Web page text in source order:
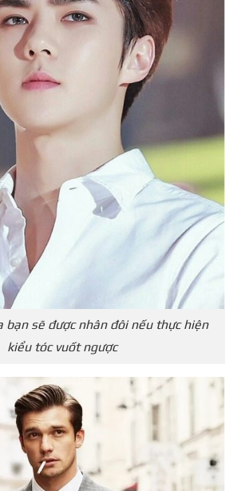
bạn sẽ được nhân đôi nếu thực hiện
kiểu tóc vuốt ngược